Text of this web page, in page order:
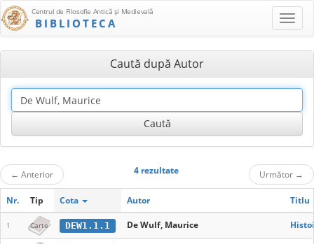
Centrul de Filosofie Antică şi Medievală
BIBLIOTECA
Caută după Autor
← Anterior 4 rezultate Următor →
Nr. Tip Cota Autor Titlu
1 Carte DEW1.1.1 De Wulf, Maurice